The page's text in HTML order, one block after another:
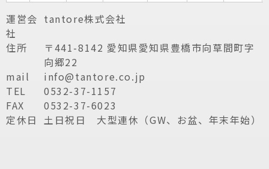
運営会
社
tantore株式会社
住所
〒441-8142 愛知県愛知県豊橋市向草間町字
向郷22
mail
info@tantore.co.jp
TEL
0532-37-1157
FAX
0532-37-6023
定休日
土日祝日 大型連休（GW、お盆、年末年始）